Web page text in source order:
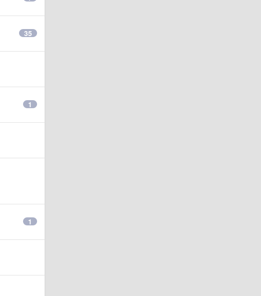
35
1
1